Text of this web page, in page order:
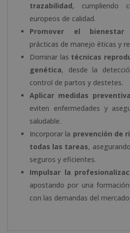
trazabilidad, cumpliendo
europeos de calidad.
Promover el bienestar
prácticas de manejo éticas y
Dominar las técnicas
genética, desde la
control de partos y destetes.
Aplicar medidas
eviten enfermedades y
saludable.
Incorporar la prevención de
todas las tareas,
seguros y eficientes.
Impulsar la
apostando por una
con las demandas del mercado.